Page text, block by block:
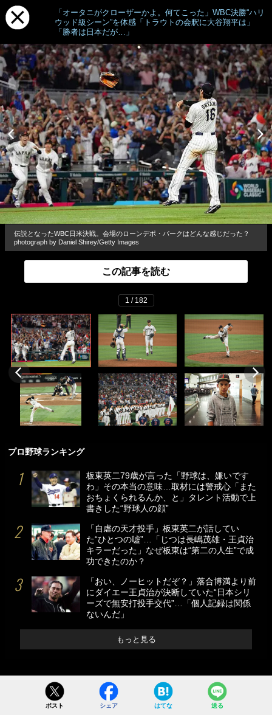
「オータニがクローザーかよ。何てこった」WBC決勝“ハリ
ウッド級シーン”を体感「トラウトの会釈に大谷翔平は」
「勝者は日本だが…」
伝説となったWBC日米決戦。会場のローンデポ・パークはどんな感じだった？
photograph by Daniel Shirey/Getty Images
この記事を読む
1 / 182
プロ野球ランキング
板東英二79歳が言った「野球は、嫌いです
わ」その本当の意味…取材には警戒心「また
おちょくられるんか、と」タレント活動で上
書きした“野球人の顔”
「自虐の天才投手」板東英二が話してい
た“ひとつの嘘”…「じつは長嶋茂雄・王貞治
キラーだった」なぜ板東は“第二の人生”で成
功できたのか？
「おい、ノーヒットだぞ？」落合博満より前
にダイエー王貞治が決断していた“日本シリ
ーズで無安打投手交代”…「個人記録は関係
ないんだ」
もっと見る
ポスト シェア はてな 送る